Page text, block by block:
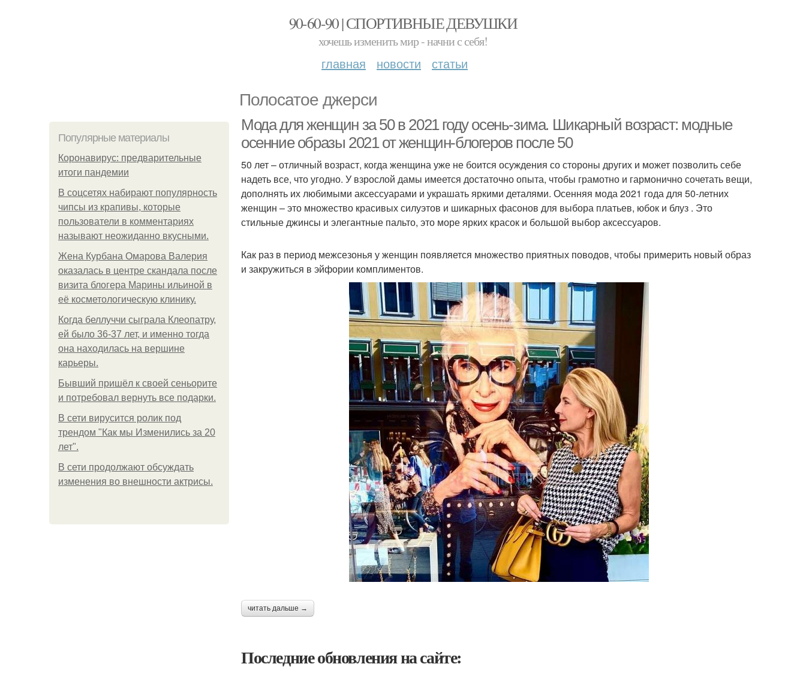
90-60-90 | СПОРТИВНЫЕ ДЕВУШКИ
хочешь изменить мир - начни с себя!
главная новости статьи
Полосатое джерси
Популярные материалы
Коронавирус: предварительные
итоги пандемии
В соцсетях набирают популярность
чипсы из крапивы, которые
пользователи в комментариях
называют неожиданно вкусными.
Жена Курбана Омарова Валерия
оказалась в центре скандала после
визита блогера Марины ильиной в
её косметологическую клинику.
Когда беллуччи сыграла Клеопатру,
ей было 36-37 лет, и именно тогда
она находилась на вершине
карьеры.
Бывший пришёл к своей сеньорите
и потребовал вернуть все подарки.
В сети вирусится ролик под
трендом "Как мы Изменились за 20
лет".
В сети продолжают обсуждать
изменения во внешности актрисы.
Мода для женщин за 50 в 2021 году осень-зима. Шикарный возраст: модные
осенние образы 2021 от женщин-блогеров после 50
50 лет – отличный возраст, когда женщина уже не боится осуждения со стороны других и может позволить себе
надеть все, что угодно. У взрослой дамы имеется достаточно опыта, чтобы грамотно и гармонично сочетать вещи,
дополнять их любимыми аксессуарами и украшать яркими деталями. Осенняя мода 2021 года для 50-летних
женщин – это множество красивых силуэтов и шикарных фасонов для выбора платьев, юбок и блуз . Это
стильные джинсы и элегантные пальто, это море ярких красок и большой выбор аксессуаров.
Как раз в период межсезонья у женщин появляется множество приятных поводов, чтобы примерить новый образ
и закружиться в эйфории комплиментов.
читать дальше →
Последние обновления на сайте: